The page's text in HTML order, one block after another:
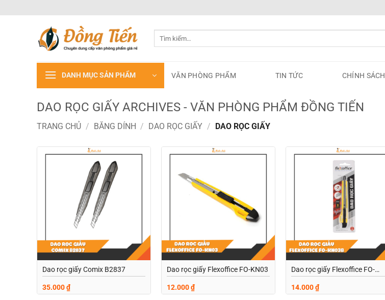
qua
DANH MỤC SẢN PHẨM VĂN PHÒNG PHẨM TIN TỨC CHÍNH SÁCH
DAO RỌC GIẤY ARCHIVES - VĂN PHÒNG PHẨM ĐỒNG TIẾN
TRANG CHỦ / BĂNG DÍNH / DAO RỌC GIẤY / DAO RỌC GIẤY
Dao rọc giấy Comix B2837
35.000₫
Dao rọc giấy Flexoffice FO-KN03
12.000₫
Dao rọc giấy Flexoffice FO-
14.000₫